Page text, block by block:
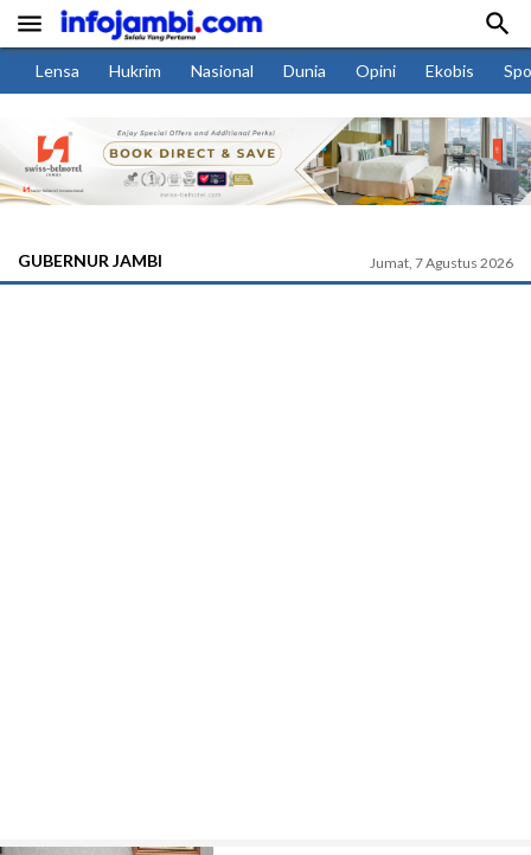
 
Lensa Hukrim Nasional Dunia Opini Ekobis
GUBERNUR JAMBI Jumat, 7 Agustus 2026